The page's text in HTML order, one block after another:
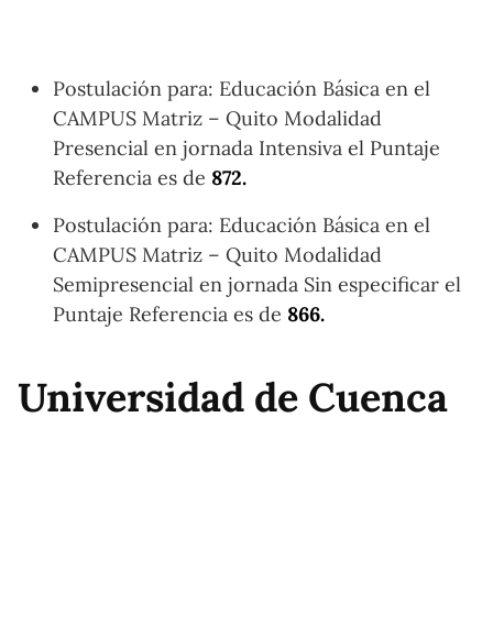
Postulación para: Educación Básica en el
CAMPUS Matriz – Quito Modalidad
Presencial en jornada Intensiva el Puntaje
Referencia es de 872.
Postulación para: Educación Básica en el
CAMPUS Matriz – Quito Modalidad
Semipresencial en jornada Sin especificar el
Puntaje Referencia es de 866.
Universidad de Cuenca